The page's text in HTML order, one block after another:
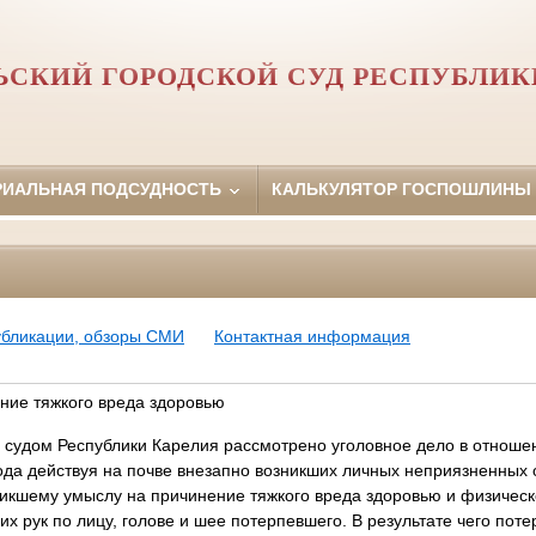
ГОРОДСКОЙ СУД
ПОДСУДНОСТЬ КАЛЬКУЛЯТОР ГОСПОШЛИНЫ
обзоры СМИ Контактная информация
тяжкого вреда здоровью
Республики Карелия рассмотрено уголовное дело в
действуя на почве внезапно возникших личных
умыслу на причинение тяжкого вреда здоровью и
рук по лицу, голове и шее потерпевшего. В результате чего